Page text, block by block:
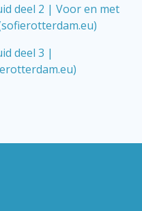
deel 2 | Voor en met
deel 3 |